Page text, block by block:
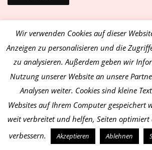
Mein Konto
WARENKORB
Wir verwenden Cookies auf dieser
Anzeigen zu personalisieren und die
zu analysieren. Außerdem geben wir
Nutzung unserer Website an unsere
Analysen weiter. Cookies sind kleine
Websites auf Ihrem Computer gespeichert
weit verbreitet und helfen, Seiten
verbessern.
Akzeptieren Ablehnen